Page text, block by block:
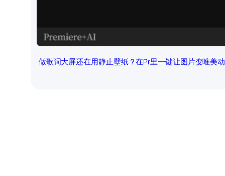
做歌词大屏还在用静止壁纸？在Pr里一键让图片变唯美